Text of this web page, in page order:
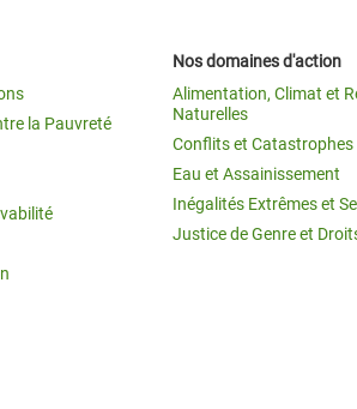
la Pauvreté
Nos domaines d'action
Alimentation, Climat et
Naturelles
Conflits et Catastrophes
Eau et Assainissement
Inégalités Extrêmes et
Justice de Genre et